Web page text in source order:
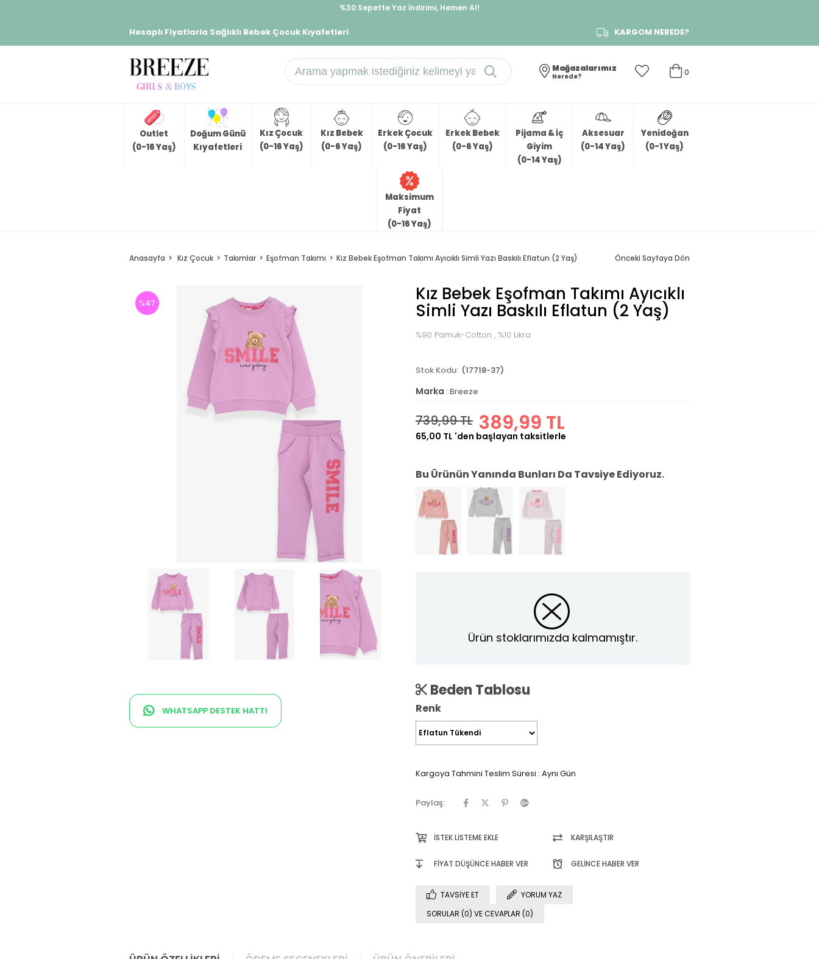
%30 Sepette Yaz İndirimi, Hemen Al!
Hesaplı Fiyatlarla Sağlıklı Bebek Çocuk Kıyafetleri KARGOM NEREDE?
0
Mağazalarımız
Nerede?
Outlet
(0-16 Yaş)
Doğum Günü
Kıyafetleri
Kız Çocuk
(0-16 Yaş)
Kız Bebek
(0-6 Yaş)
Erkek Çocuk
(0-16 Yaş)
Erkek Bebek
(0-6 Yaş)
Pijama & İç
Giyim
(0-14 Yaş)
Aksesuar
(0-14 Yaş)
Yenidoğan
(0-1 Yaş)
Maksimum
Fiyat
(0-16 Yaş)
Anasayfa Kız Çocuk Takımlar Eşofman Takımı Kız Bebek Eşofman Takımı Ayıcıklı Simli Yazı Baskılı Eflatun (2 Yaş) Önceki Sayfaya Dön
%47
WHATSAPP DESTEK HATTI
Kız Bebek Eşofman Takımı Ayıcıklı
Simli Yazı Baskılı Eflatun (2 Yaş)
%90 Pamuk-Cotton , %10 Likra
(17718-37)
Marka : Breeze
739,99 TL 389,99 TL
65,00 TL 'den başlayan taksitlerle
Bu Ürünün Yanında Bunları Da Tavsiye Ediyoruz.
Ürün stoklarımızda kalmamıştır.
Beden Tablosu
Renk
Kargoya Tahmini Teslim Süresi : Aynı Gün
Paylaş:
İSTEK LISTEME EKLE KARŞILAŞTIR
FIYAT DÜŞÜNCE HABER VER GELINCE HABER VER
TAVSIYE ET
YORUM YAZ
SORULAR (0) VE CEVAPLAR (0)